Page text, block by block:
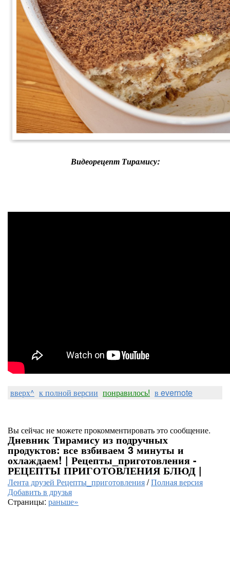
Видеорецепт Тирамису:
вверх^ к полной версии понравилось! в evernote
Вы сейчас не можете прокомментировать это сообщение.
Дневник Тирамису из подручных
продуктов: все взбиваем 3 минуты и
охлаждаем! | Рецепты_приготовления -
РЕЦЕПТЫ ПРИГОТОВЛЕНИЯ БЛЮД |
Лента друзей Рецепты_приготовления/Полная версия
Добавить в друзья
Страницы: раньше»